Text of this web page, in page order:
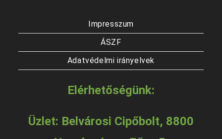
Impresszum
ÁSZF
Adatvédelmi irányelvek
Elérhetőségünk:
Üzlet: Belvárosi Cipőbolt, 8800